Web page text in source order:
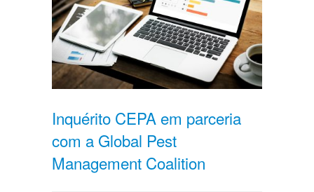
Inquérito CEPA em parceria
com a Global Pest
Management Coalition